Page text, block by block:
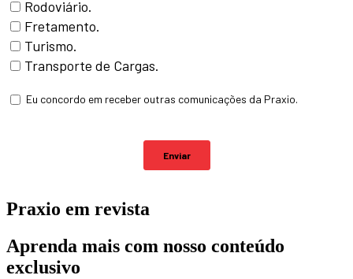
Praxio em revista
Aprenda mais com nosso conteúdo
exclusivo